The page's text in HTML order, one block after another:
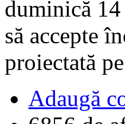
duminică
să accepte
proiectată
Adaugă